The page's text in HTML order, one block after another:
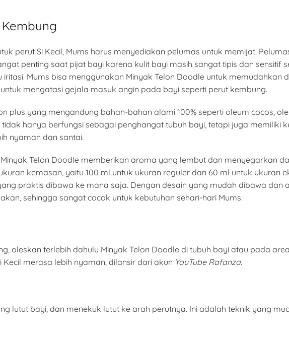
perut Si Kecil, Mums harus menyediakan pelumas untuk memijat.
penting saat pijat bayi karena kulit bayi masih sangat tipis dan sensitif
Mums bisa menggunakan Minyak Telon Doodle untuk memudahkan
mengatasi gejala masuk angin pada bayi seperti perut kembung.
plus yang mengandung bahan-bahan alami 100% seperti oleum cocos,
hanya berfungsi sebagai penghangat tubuh bayi, tetapi juga memiliki
nyaman dan santai.
Telon Doodle memberikan aroma yang lembut dan menyegarkan
kemasan, yaitu 100 ml untuk ukuran reguler dan 60 ml untuk ukuran
praktis dibawa ke mana saja. Dengan desain yang mudah dibawa dan
sehingga sangat cocok untuk kebutuhan sehari-hari Mums.
oleskan terlebih dahulu Minyak Telon Doodle di tubuh bayi atau pada
merasa lebih nyaman, dilansir dari akun YouTube Rafanza.
lutut bayi, dan menekuk lutut ke arah perutnya. Ini adalah teknik yang